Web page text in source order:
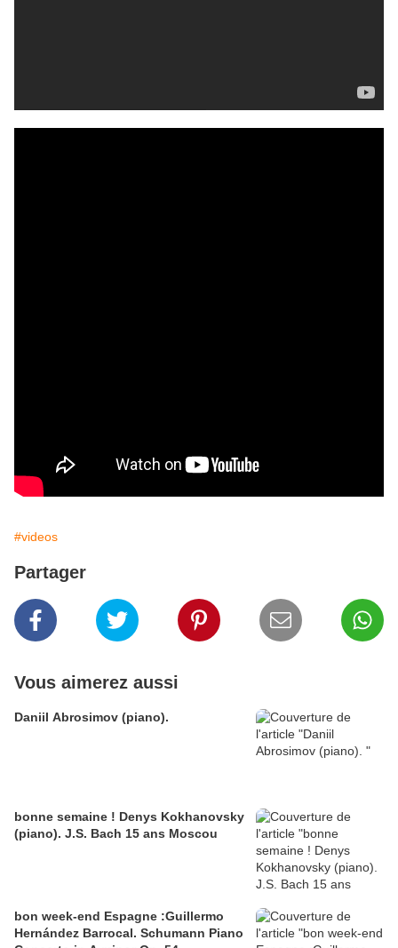
#videos
Partager
Vous aimerez aussi
Daniil Abrosimov (piano).
bonne semaine ! Denys Kokhanovsky
(piano). J.S. Bach 15 ans Moscou
bon week-end Espagne :Guillermo
Hernández Barrocal. Schumann Piano